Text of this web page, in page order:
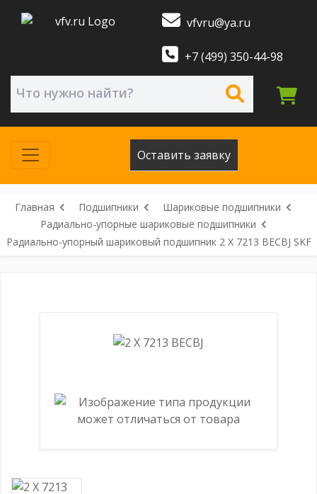
vfvru@ya.ru
+7 (499) 350-44-98
Оставить заявку
Главная Подшипники
Шариковые подшипники
Радиально-упорные шариковые подшипники
Радиально-упорный шариковый подшипник 2 X 7213 BECBJ SKF